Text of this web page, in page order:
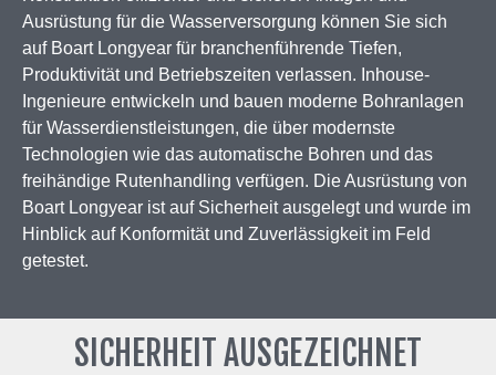
Ausrüstung für die Wasserversorgung können Sie sich
auf Boart Longyear für branchenführende Tiefen,
Produktivität und Betriebszeiten verlassen. Inhouse-
Ingenieure entwickeln und bauen moderne Bohranlagen
für Wasserdienstleistungen, die über modernste
Technologien wie das automatische Bohren und das
freihändige Rutenhandling verfügen. Die Ausrüstung von
Boart Longyear ist auf Sicherheit ausgelegt und wurde im
Hinblick auf Konformität und Zuverlässigkeit im Feld
getestet.
SICHERHEIT AUSGEZEICHNET